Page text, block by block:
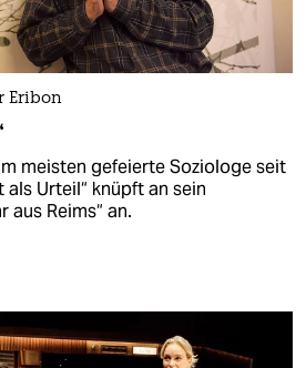
Eribon
meisten gefeierte Soziologe seit
als Urteil“ knüpft an sein
aus Reims“ an.